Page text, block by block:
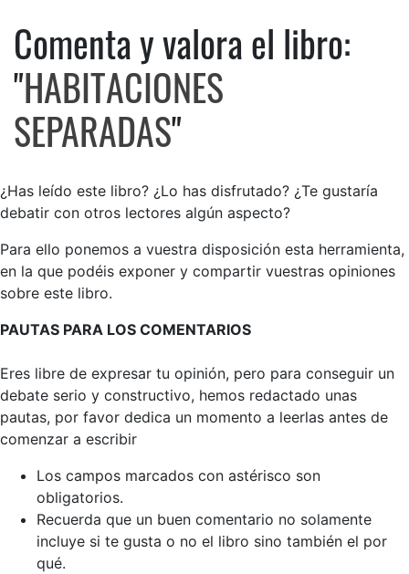
Comenta y valora el libro:
Comenta y valora el libro:
"HABITACIONES
SEPARADAS"
¿Has leído este libro? ¿Lo has disfrutado? ¿Te gustaría
debatir con otros lectores algún aspecto?
Para ello ponemos a vuestra disposición esta herramienta,
en la que podéis exponer y compartir vuestras opiniones
sobre este libro.
PAUTAS PARA LOS COMENTARIOS
Eres libre de expresar tu opinión, pero para conseguir un
debate serio y constructivo, hemos redactado unas
pautas, por favor dedica un momento a leerlas antes de
comenzar a escribir
Los campos marcados con astérisco son
obligatorios.
Recuerda que un buen comentario no solamente
incluye si te gusta o no el libro sino también el por
qué.